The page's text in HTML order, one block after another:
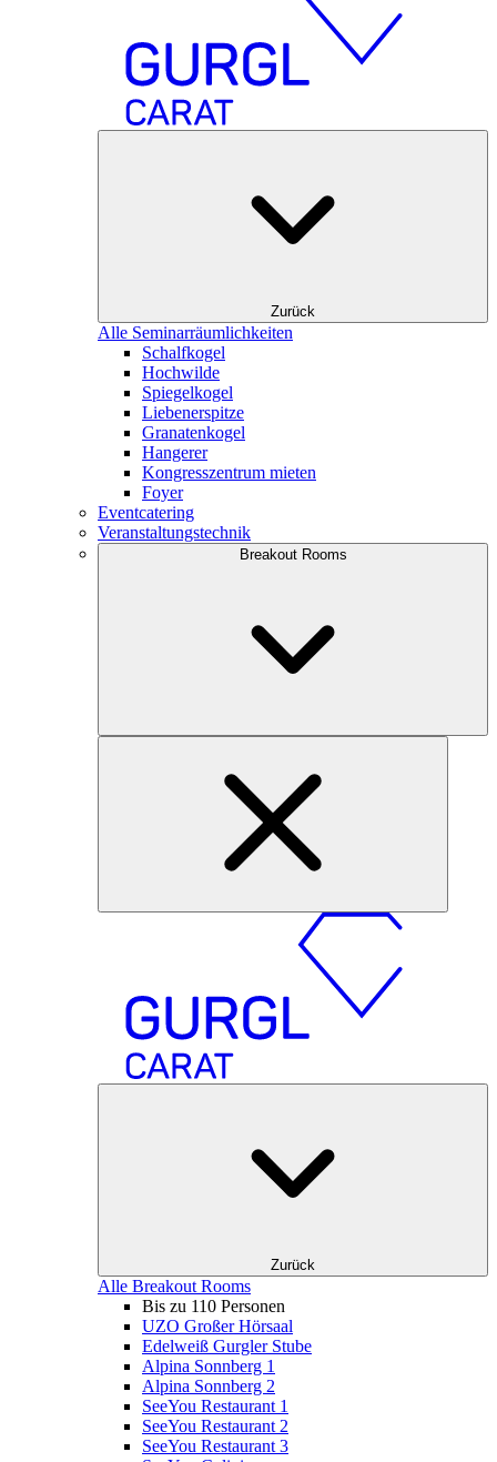
Zurück
Alle Seminarräumlichkeiten
Schalfkogel
Hochwilde
Spiegelkogel
Liebenerspitze
Granatenkogel
Hangerer
Kongresszentrum mieten
Foyer
Eventcatering
Veranstaltungstechnik
Breakout Rooms
Zurück
Alle Breakout Rooms
Bis zu 110 Personen
UZO Großer Hörsaal
Edelweiß Gurgler Stube
Alpina Sonnberg 1
Alpina Sonnberg 2
SeeYou Restaurant 1
SeeYou Restaurant 2
SeeYou Restaurant 3